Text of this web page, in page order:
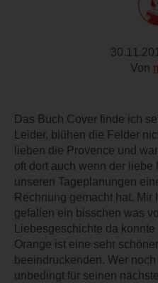
Von
Das Buch Cover finde ich
Leider, blühen die Felder
lieben die Provence und
oft dort auch wenn der liebe
unseren Tageplanungen
Rechnung gemacht hat. Mir
gefallen ein bisschen was
Liebesgeschichte da
Orange ist eine sehr
beeindruckenden. Wer
unbedingt für seinen